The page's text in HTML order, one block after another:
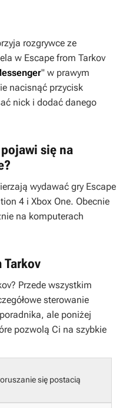
rozgrywce ze
w Escape from Tarkov
" w prawym
nacisnąć przycisk
nick i dodać danego
pojawi się na
wydawać gry Escape
4 i Xbox One. Obecnie
na komputerach
Tarkov
? Przede wszystkim
sterowanie
ale poniżej
pozwolą Ci na szybkie
się postacią